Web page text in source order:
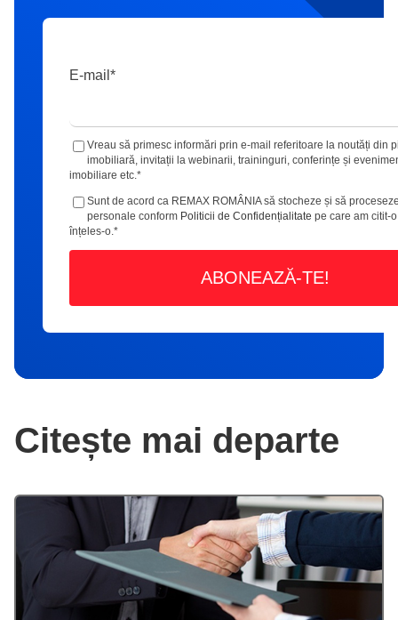
E-mail *
Vreau să primesc informări prin e-mail referitoare la noutăți din
imobiliară, invitații la webinarii, traininguri, conferințe și
imobiliare etc.*
Sunt de acord ca REMAX ROMÂNIA să stocheze și să
personale conform Politicii de Confidențialitate pe care am citit-
înțeles-o.*
Citește mai departe